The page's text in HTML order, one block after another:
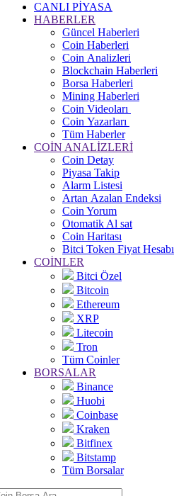
CANLI PİYASA
HABERLER
Güncel Haberleri
Coin Haberleri
Coin Analizleri
Blockchain Haberleri
Borsa Haberleri
Mining Haberleri
Coin Videoları
Coin Yazarları
Tüm Haberler
COİN ANALİZLERİ
Coin Detay
Piyasa Takip
Alarm Listesi
Artan Azalan Endeksi
Coin Yorum
Otomatik Al sat
Coin Haritası
Bitci Token Fiyat Hesabı
COİNLER
Bitci Özel
Bitcoin
Ethereum
XRP
Litecoin
Tron
Tüm Coinler
BORSALAR
Binance
Huobi
Coinbase
Kraken
Bitfinex
Bitstamp
Tüm Borsalar